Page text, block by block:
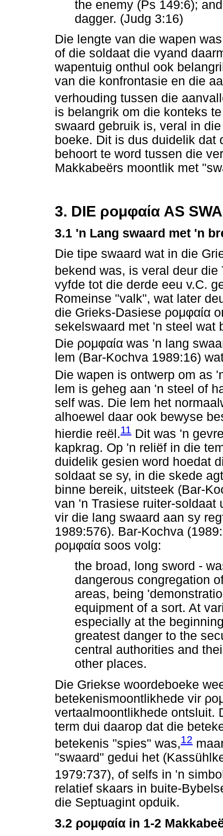
the enemy (Ps 149:6);
dagger. (Judg 3:16)
Die lengte van die wapen
of die soldaat die vyand
wapentuig onthul ook
van die konfrontasie en die
verhouding tussen die
is belangrik om die konteks
swaard gebruik is, veral in
boeke. Dit is dus duidelik dat
behoort te word tussen die
Makkabeërs moontlik met
3. DIE ρομφαία AS
3.1 'n Lang swaard met 'n
Die tipe swaard wat in die
bekend was, is veral deur die
vyfde tot die derde eeu v.C.
Romeinse "valk", wat later
die Grieks-Dasiese ρομφαία
sekelswaard met 'n steel wat
Die ρομφαία was 'n lang
lem (Bar-Kochva 1989:16)
Die wapen is ontwerp om as
lem is geheg aan 'n steel of
self was. Die lem het
alhoewel daar ook bewyse
hierdie reël.11 Dit was 'n
kapkrag. Op 'n reliëf in die
duidelik gesien word hoedat
soldaat se sy, in die skede
binne bereik, uitsteek (Bar-
van 'n Trasiese ruiter-soldaat
vir die lang swaard aan sy
1989:576). Bar-Kochva
ρομφαία soos volg:
the broad, long sword -
dangerous congregation
areas, being
equipment of a sort. At
especially at the
greatest danger to the
central authorities and
other places.
Die Griekse woordeboeke
betekenismoontlikhede vir
vertaalmoontlikhede ontsluit.
term dui daarop dat die
betekenis "spies" was,12
"swaard" gedui het
1979:737), of selfs in 'n
relatief skaars in buite-
die Septuagint opduik.
3.2 ρομφαία in 1-2